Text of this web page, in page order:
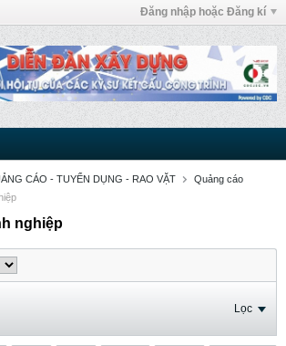
Đăng nhập hoặc Đăng kí
CÁO - TUYỂN DỤNG - RAO VẶT
Quảng cáo
nghiệp
Lọc